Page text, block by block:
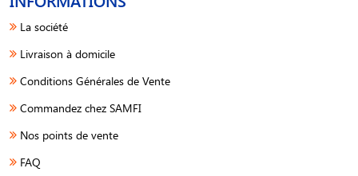
La société
Livraison à domicile
Conditions Générales de Vente
Commandez chez SAMFI
Nos points de vente
FAQ